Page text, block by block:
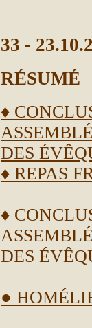
33 -
RÉSUMÉ
♦
DES
♦ REPAS
♦
DES
●